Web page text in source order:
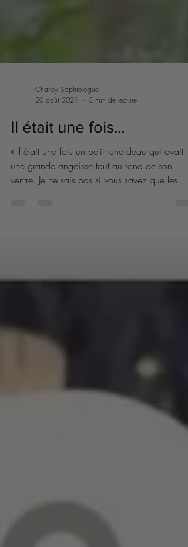
20 août 2021
3 min de lecture
Il était une fois...
« Il était une fois un petit renardeau qui avait
une grande angoisse tout au fond de son